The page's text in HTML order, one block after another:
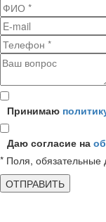
Принимаю
Даю согласие на
* Поля, обязательные